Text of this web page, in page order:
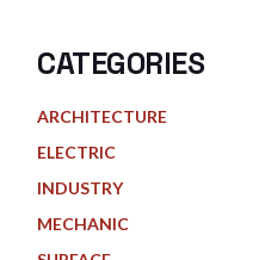
CATEGORIES
ARCHITECTURE
ELECTRIC
INDUSTRY
MECHANIC